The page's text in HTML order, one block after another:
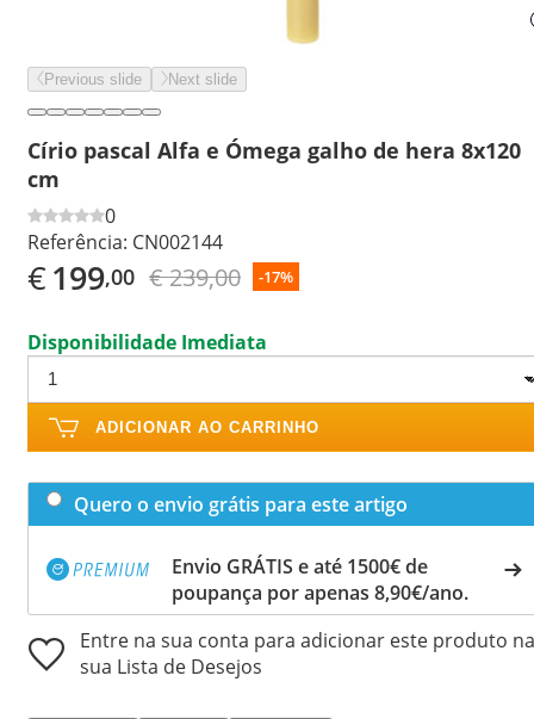
Previous slide Next slide
Círio pascal Alfa e Ómega galho de hera 8x120
cm
0
Referência: CN002144
€199,00 € 239,00 -17%
Disponibilidade Imediata
ADICIONAR AO CARRINHO
Quero o envio grátis para este artigo
Envio GRÁTIS e até 1500€ de
poupança por apenas 8,90€/ano.
Entre na sua conta para adicionar este produto na
sua Lista de Desejos